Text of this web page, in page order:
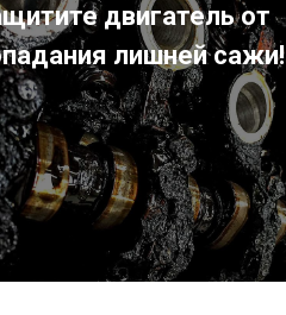
двигатель от
лишней сажи!